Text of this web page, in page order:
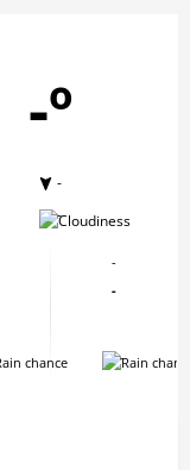
-º
-
-
-
-
-